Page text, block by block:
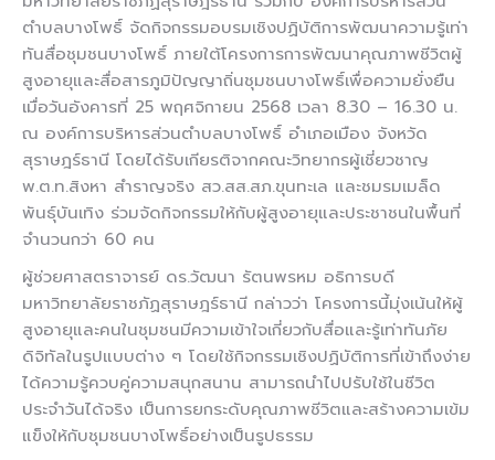
ตำบลบางโพธิ์ จัดกิจกรรมอบรมเชิงปฏิบัติการพัฒนาความรู้เท่า
ทันสื่อชุมชนบางโพธิ์ ภายใต้โครงการการพัฒนาคุณภาพชีวิตผู้
สูงอายุและสื่อสารภูมิปัญญาถิ่นชุมชนบางโพธิ์เพื่อความยั่งยืน
เมื่อวันอังคารที่ 25 พฤศจิกายน 2568 เวลา 8.30 – 16.30 น.
ณ องค์การบริหารส่วนตำบลบางโพธิ์ อำเภอเมือง จังหวัด
สุราษฎร์ธานี โดยได้รับเกียรติจากคณะวิทยากรผู้เชี่ยวชาญ
พ.ต.ท.สิงหา สำราญจริง สว.สส.สภ.ขุนทะเล และชมรมเมล็ด
พันธุ์บันเทิง ร่วมจัดกิจกรรมให้กับผู้สูงอายุและประชาชนในพื้นที่
จำนวนกว่า 60 คน
ผู้ช่วยศาสตราจารย์ ดร.วัฒนา รัตนพรหม อธิการบดี
มหาวิทยาลัยราชภัฏสุราษฎร์ธานี กล่าวว่า โครงการนี้มุ่งเน้นให้ผู้
สูงอายุและคนในชุมชนมีความเข้าใจเกี่ยวกับสื่อและรู้เท่าทันภัย
ดิจิทัลในรูปแบบต่าง ๆ โดยใช้กิจกรรมเชิงปฏิบัติการที่เข้าถึงง่าย
ได้ความรู้ควบคู่ความสนุกสนาน สามารถนำไปปรับใช้ในชีวิต
ประจำวันได้จริง เป็นการยกระดับคุณภาพชีวิตและสร้างความเข้ม
แข็งให้กับชุมชนบางโพธิ์อย่างเป็นรูปธรรม